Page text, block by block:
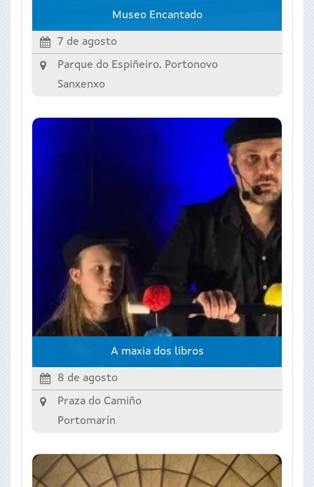
Museo Encantado
7 de agosto
Parque do Espiñeiro. Portonovo
Sanxenxo
A maxia dos libros
8 de agosto
Praza do Camiño
Portomarín